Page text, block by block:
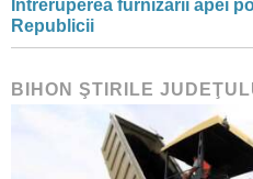
Întreruperea furnizării apei
Republicii
BIHON ŞTIRILE